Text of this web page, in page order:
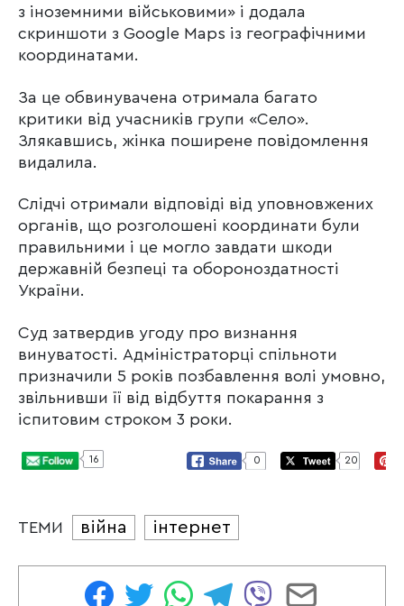
з іноземними військовими» і додала
скриншоти з Google Maps із географічними
координатами.
За це обвинувачена отримала багато
критики від учасників групи «Село».
Злякавшись, жінка поширене повідомлення
видалила.
Слідчі отримали відповіді від уповновжених
органів, що розголошені координати були
правильними і це могло завдати шкоди
державній безпеці та обороноздатності
України.
Суд затвердив угоду про визнання
винуватості. Адміністраторці спільноти
призначили 5 років позбавлення волі умовно,
звільнивши її від відбуття покарання з
іспитовим строком 3 роки.
16 0 20
ТЕМИ війна інтернет